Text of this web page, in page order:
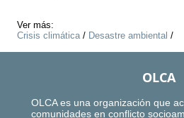
Ver más:
Crisis climática/ Desastre ambiental /
OLCA
OLCA es una organización que
comunidades en conflicto